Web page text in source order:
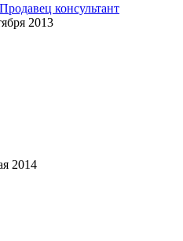
консультант
2013
2014